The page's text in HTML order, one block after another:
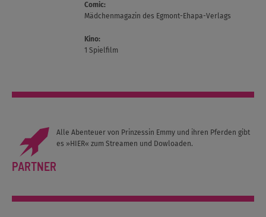
Comic:
Mädchenmagazin des Egmont-Ehapa-Verlags
Kino:
1 Spielfilm
PARTNER
Alle Abenteuer von Prinzessin Emmy und ihren Pferden gibt
es »HIER« zum Streamen und Dowloaden.